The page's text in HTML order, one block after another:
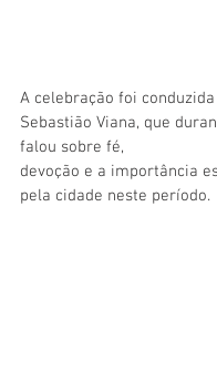
A celebração foi
Sebastião Viana, que
falou sobre fé,
devoção e a importância
pela cidade neste período.